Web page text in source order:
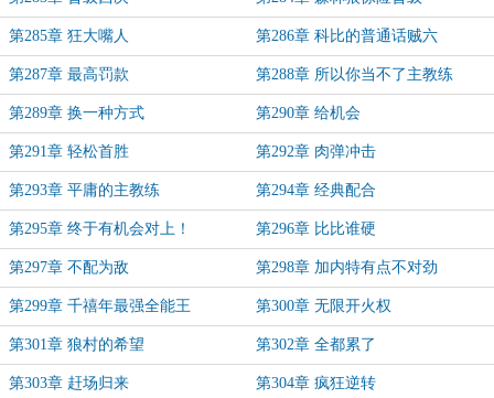
第285章 狂大嘴人 第286章 科比的普通话贼六
第287章 最高罚款 第288章 所以你当不了主教练
第289章 换一种方式 第290章 给机会
第291章 轻松首胜 第292章 肉弹冲击
第293章 平庸的主教练 第294章 经典配合
第295章 终于有机会对上！ 第296章 比比谁硬
第297章 不配为敌 第298章 加内特有点不对劲
第299章 千禧年最强全能王 第300章 无限开火权
第301章 狼村的希望 第302章 全都累了
第303章 赶场归来 第304章 疯狂逆转